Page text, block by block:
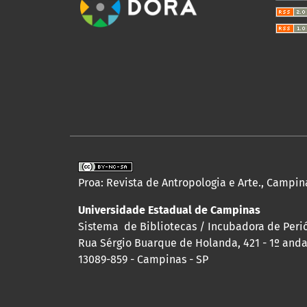
Proa: Revista de Antropologia e Arte.,
Universidade Estadual de Campinas
Sistema de Bibliotecas / Incubadora de
Rua Sérgio Buarque de Holanda, 421 - 1º
13089-859 - Campinas - SP